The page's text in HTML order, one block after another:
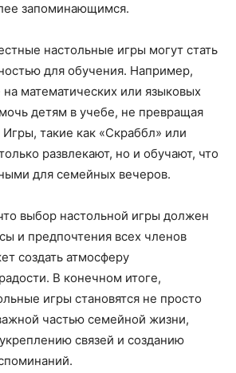
запоминающимся.
настольные игры могут стать
для обучения. Например,
математических или языковых
детям в учебе, не превращая
такие как «Скраббл» или
развлекают, но и обучают, что
для семейных вечеров.
выбор настольной игры должен
и предпочтения всех членов
создать атмосферу
В конечном итоге,
игры становятся не просто
частью семейной жизни,
связей и созданию